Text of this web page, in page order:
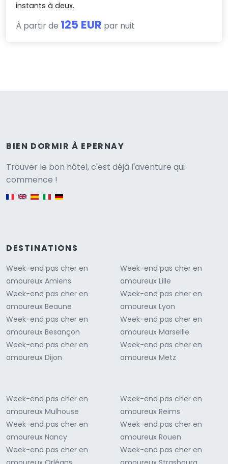
instants à deux.
À partir de 125 EUR par nuit
BIEN DORMIR À EPERNAY
Trouver le bon hôtel, c'est déjà l'aventure qui
commence !
DESTINATIONS
Week-end pas cher en
amoureux Amiens
Week-end pas cher en
amoureux Beaune
Week-end pas cher en
amoureux Besançon
Week-end pas cher en
amoureux Dijon
Week-end pas cher en
amoureux Lille
Week-end pas cher en
amoureux Lyon
Week-end pas cher en
amoureux Marseille
Week-end pas cher en
amoureux Metz
Week-end pas cher en
amoureux Mulhouse
Week-end pas cher en
amoureux Nancy
Week-end pas cher en
Week-end pas cher en
amoureux Reims
Week-end pas cher en
amoureux Rouen
Week-end pas cher en